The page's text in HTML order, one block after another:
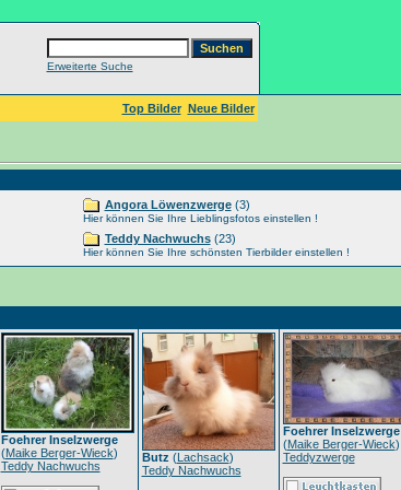
Erweiterte Suche
Top Bilder Neue Bilder
Angora Löwenzwerge(3)
Hier können Sie Ihre Lieblingsfotos einstellen !
Teddy Nachwuchs(23)
Hier können Sie Ihre schönsten Tierbilder einstellen !
Foehrer Inselzwerge
(Maike Berger-Wieck)
Teddy Nachwuchs
Butz (Lachsack)
Teddy Nachwuchs
Foehrer Inselzwerge
(Maike Berger-Wieck)
Teddyzwerge